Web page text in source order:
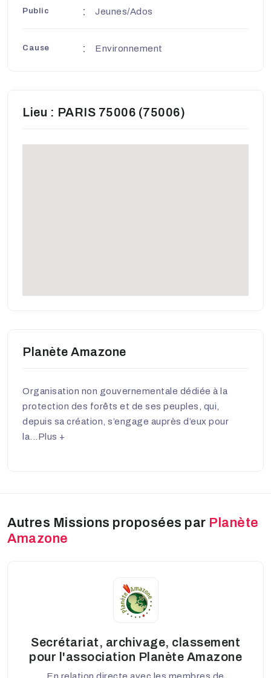
Public Jeunes/Ados
Cause Environnement
Lieu : PARIS 75006 (75006)
Planète Amazone
Organisation non gouvernementale dédiée à la
protection des forêts et de ses peuples, qui,
depuis sa création, s’engage auprès d’eux pour
la... Plus +
Autres Missions proposées par Planète
Amazone
Secrétariat, archivage, classement
pour l'association Planète Amazone
En relation directe avec les membres de